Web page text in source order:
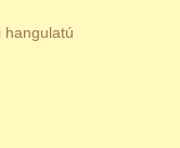
hangulatú